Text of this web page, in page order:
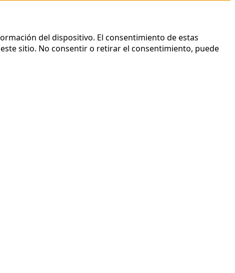
del dispositivo. El consentimiento de estas
sitio. No consentir o retirar el consentimiento, puede